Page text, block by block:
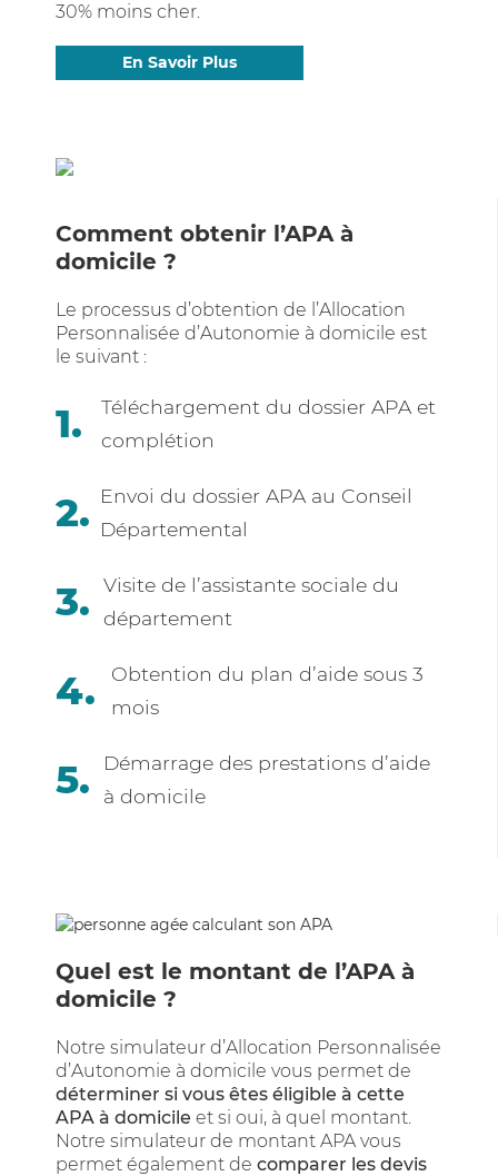
30% moins cher.
En Savoir Plus
Comment obtenir l’APA à
domicile ?
Le processus d’obtention de l’Allocation
Personnalisée d’Autonomie à domicile est
le suivant :
Téléchargement du dossier APA et
complétion
Envoi du dossier APA au Conseil
Départemental
Visite de l’assistante sociale du
département
Obtention du plan d’aide sous 3
mois
Démarrage des prestations d’aide
à domicile
Quel est le montant de l’APA à
domicile ?
Notre simulateur d’Allocation Personnalisée
d’Autonomie à domicile vous permet de
déterminer si vous êtes éligible à cette
APA à domicile et si oui, à quel montant.
Notre simulateur de montant APA vous
permet également de comparer les devis